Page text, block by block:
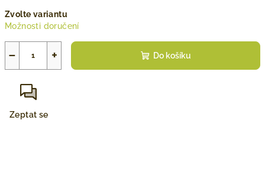
cena:
Zvolte variantu
Možnosti doručení
+
− Do košíku
Zeptat se